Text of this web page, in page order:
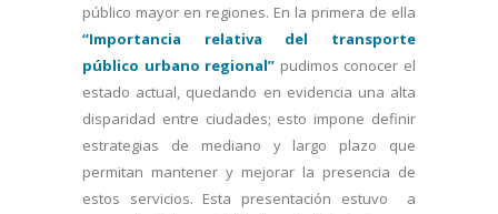
público mayor en regiones. En la primera de ella
“Importancia relativa del transporte
público urbano regional” pudimos conocer el
estado actual, quedando en evidencia una alta
disparidad entre ciudades; esto impone definir
estrategias de mediano y largo plazo que
permitan mantener y mejorar la presencia de
estos servicios. Esta presentación estuvo a